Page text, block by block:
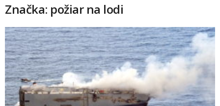
Značka: požiar na lodi